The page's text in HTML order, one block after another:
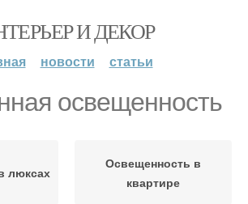
И ДЕКОР
новости статьи
освещенность
люксах
Освещенность в
квартире